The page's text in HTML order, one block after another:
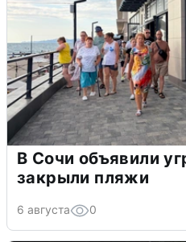
В Сочи объявили
закрыли пляжи
6 августа 0